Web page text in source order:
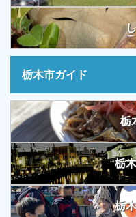
栃木市ガイド
栃
栃
栃